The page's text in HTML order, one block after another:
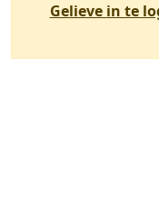
Gelieve in te